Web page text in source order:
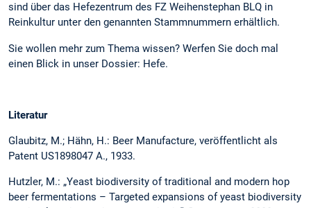
sind über das Hefezentrum des FZ Weihenstephan BLQ in
Reinkultur unter den genannten Stammnummern erhältlich.
Sie wollen mehr zum Thema wissen? Werfen Sie doch mal
einen Blick in unser Dossier: Hefe.
Literatur
Glaubitz, M.; Hähn, H.: Beer Manufacture, veröffentlicht als
Patent US1898047 A., 1933.
Hutzler, M.: „Yeast biodiversity of traditional and modern hop
beer fermentations – Targeted expansions of yeast biodiversity